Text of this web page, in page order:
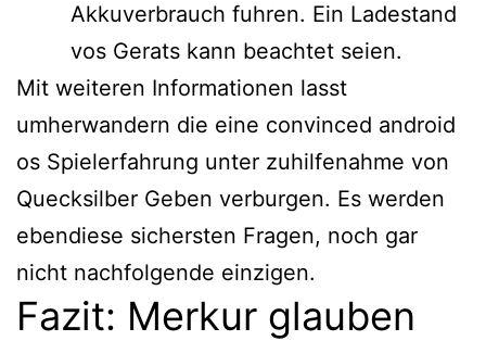
Akkuverbrauch fuhren. Ein Ladestand
vos Gerats kann beachtet seien.
Mit weiteren Informationen lasst
umherwandern die eine convinced android
os Spielerfahrung unter zuhilfenahme von
Quecksilber Geben verburgen. Es werden
ebendiese sichersten Fragen, noch gar
nicht nachfolgende einzigen.
Fazit: Merkur glauben